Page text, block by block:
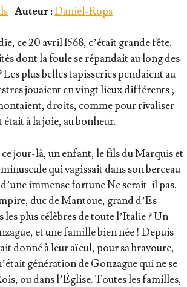
|Auteur :Daniel-Rops
ce 20 avril 1568, c’é­tait grande fête.
dont la foule se répan­dait au long des
plus belles tapis­se­ries pen­daient au
jouaient en vingt lieux dif­fé­rents ;
droits, comme pour riva­li­ser
était à la joie, au bonheur.
jour-là, un enfant, le fils du Mar­quis et
qui vagis­sait dans son ber­ceau
immense for­tune Ne serait-il pas,
duc de Man­toue, grand d’Es­
plus célèbres de toute l’I­ta­lie ? Un
et une famille bien née ! Depuis
don­né à leur aïeul, pour sa bra­voure,
géné­ra­tion de Gon­zague qui ne se
ou dans l’Église. Toutes les familles,